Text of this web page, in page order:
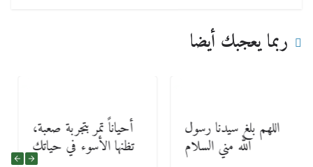
ربما يعجبك أيضا
أحياناً تمر بتجربة صعبة،
تظنها الأسوء في حياتك
اللهم بلغ سيدنا رسول
الله مني السلام